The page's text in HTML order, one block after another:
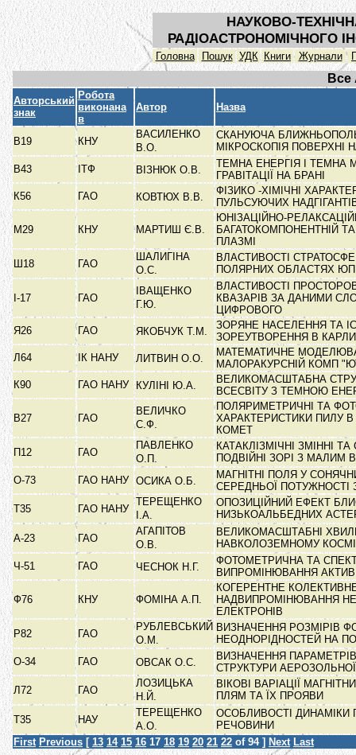
НАУКОВО-
РАДІОАСТРОНОМІЧНОГО
Головна Пошук УДК Книги Журнали
Все
Авторський
знак
Робота
виконана
в
Автор Назва
В19 КНУ
ВАСИЛЕНКО
В.О.
СКАНУЮЧА
МІКРОСКОПІЯ ПОВЕРХНІ
В43
ІТФ ВІЗНЮК О.В.
ТЕМНА ЕНЕРГІЯ І ТЕМНА
ГРАВІТАЦІЇ НА БРАНІ
К56
ГАО КОВТЮХ В.В.
ФІЗИКО -ХІМІЧНІ
ПУЛЬСУЮЧИХ
М29 КНУ МАРТИШ Є.В.
ЮНІЗАЦІЙНО-
БАГАТОКОМПОНЕНТНІЙ
ПЛАЗМІ
Ш18
ГАО
ШАЛИГІНА
О.С.
ВЛАСТИВОСТІ
ПОЛЯРНИХ ОБЛАСТЯХ
І-17 ГАО
ІВАЩЕНКО
Г.Ю.
ВЛАСТИВОСТІ
КВАЗАРІВ ЗА ДАНИМИ
ЦИФРОВОГО
Я26
ГАО ЯКОБЧУК Т.М.
ЗОРЯНЕ НАСЕЛЕННЯ ТА
ЗОРЕУТВОРЕННЯ В
Л64
ІК НАНУ ЛИТВИН О.О.
МАТЕМАТИЧНЕ
МАЛОРАКУРСНІЙ КОМП
К90
ГАО НАНУ КУЛІНІ Ю.А.
ВЕЛИКОМАСШТАБНА
ВСЕСВІТУ З ТЕМНОЮ
В27 ГАО
ВЕЛИЧКО
С.Ф.
ПОЛЯРИМЕТРИЧНІ ТА
ХАРАКТЕРИСТИКИ ПИЛУ
КОМЕТ
П12
ГАО
ПАВЛЕНКО
О.П.
КАТАКЛІЗМІЧНІ ЗМІННІ
ПОДВІЙНІ ЗОРІ З МАЛИМ
О-73
ГАО НАНУ ОСИКА О.Б.
МАГНІТНІ ПОЛЯ У
СЕРЕДНЬОЇ
Т35
ГАО НАНУ
ТЕРЕЩЕНКО
І.А.
ОПОЗИЦІЙНИЙ ЕФЕКТ
НИЗЬКОАЛЬБЕДНИХ
А-23
ГАО
АГАПІТОВ
О.В.
ВЕЛИКОМАСШТАБНІ
НАВКОЛОЗЕМНОМУ
Ч-51
ГАО ЧЕСНОК Н.Г.
ФОТОМЕТРИЧНА ТА
ВИПРОМІНЮВАННЯ
Ф76 КНУ ФОМІНА А.П.
КОГЕРЕНТНЕ
НАДВИПРОМІНЮВАННЯ
ЕЛЕКТРОНІВ
Р82
ГАО
РУБЛЕВСЬКИЙ
О.М.
ВИЗНАЧЕННЯ РОЗМІРІВ
НЕОДНОРІДНОСТЕЙ НА
О-34
ГАО ОВСАК О.С.
ВИЗНАЧЕННЯ
СТРУКТУРИ
Л72
ГАО
ЛОЗИЦЬКА
Н.Й.
ВІКОВІ ВАРІАЦІЇ
ПЛЯМ ТА ЇХ ПРОЯВИ
Т35
НАУ
ТЕРЕЩЕНКО
А.О.
ОСОБЛИВОСТІ ДИНАМІКИ
РЕЧОВИНИ
First Previous [ 13 14 15 16 17 18 19 20 21 22 of 94 ] Next Last